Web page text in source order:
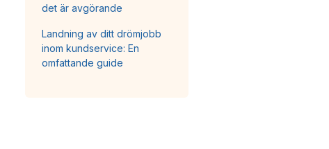
det är avgörande
Landning av ditt drömjobb
inom kundservice: En
omfattande guide